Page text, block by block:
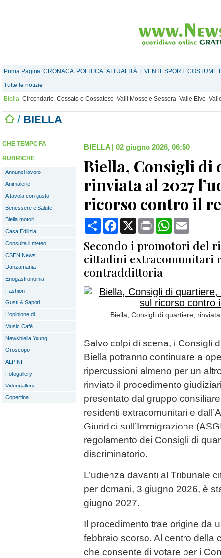
Prima Pagina CRONACA POLITICA ATTUALITÀ EVENTI SPORT COSTUME
Tutte le notizie
Biella Circondario Cossato e Cossatese Valli Mosso e Sessera Valle Elvo
/ BIELLA
CHE TEMPO FA
RUBRICHE
Annunci lavoro
Animalerie
A tavola con gusto
Benessere e Salute
Biella motori
Casa Edilizia
Consulta il meteo
CSEN News
Danzamania
Enogastronomia
Fashion
Gusti & Sapori
L'opinione di...
Music Cafè
Newsbiella Young
Oroscopo
ALPINI
Fotogallery
Videogallery
Copertina
BIELLA | 02 giugno 2026, 06:50
Biella, Consigli di
rinviata al 2027
ricorso contro il
CondividiFacebook
X Print WhatsApp
Secondo i promotori del
cittadini extracomunitari
contraddittoria
Biella, Consigli di quartiere,
Salvo colpi di scena, i Consigli
Biella potranno continuare a
ripercussioni almeno per un
rinviato il procedimento
presentato dal gruppo
residenti extracomunitari e
Giuridici sull’Immigrazione
regolamento dei Consigli di
discriminatorio.
L’udienza davanti al Tribunale
per domani, 3 giugno 2026, è
giugno 2027.
Il procedimento trae origine da
febbraio scorso. Al centro della
che consente di votare per i